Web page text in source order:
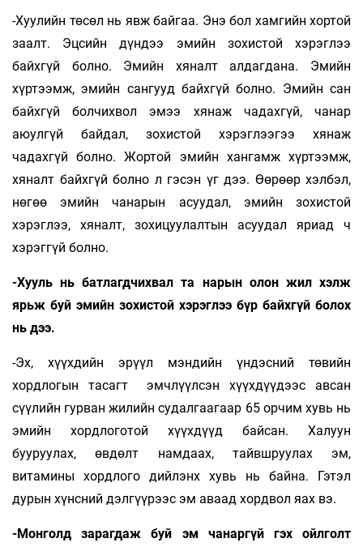
-Хуулийн төсөл нь явж байгаа. Энэ бол хамгийн хортой
заалт. Эц­сийн дүндээ эмийн зохистой хэ­рэг­лээ
байхгүй болно. Эмийн хяналт алдагдана. Эмийн
хүртээмж, эмийн сангууд байхгүй болно. Эмийн сан
байхгүй болчихвол эмээ хянаж чадахгүй, чанар
аюулгүй байдал, зохистой хэрэглээгээ хянаж
чадахгүй болно. Жортой эмийн хангамж хүртээмж,
хяналт байхгүй болно л гэсэн үг дээ. Өөрөөр хэлбэл,
нөгөө эмийн чанарын асуудал, эмийн зохистой
хэрэглээ, хяналт, зохицуулалтын асуудал яриад ч
хэрэггүй болно.
-Хууль нь батлагдчихвал та нарын олон жил хэлж
ярьж буй эмийн зохистой хэрэглээ бүр байхгүй болох
нь дээ.
-Эх, хүүхдийн эрүүл мэндийн үндэсний төвийн
хордлогын тасагт эмчлүүлсэн хүүхдүүдээс авсан
сүүлийн гурван жилийн судалгаагаар 65 орчим хувь нь
эмийн хордлоготой хүүхдүүд байсан. Халуун
бууруулах, өвдөлт нам­даах, тайвшруулах эм,
витамины хорд­лого дийлэнх хувь нь байна. Гэтэл
дурын хүнсний дэлгүүрээс эм аваад хордвол яах вэ.
-Монголд зарагдаж буй эм чанаргүй гэх ойлголт